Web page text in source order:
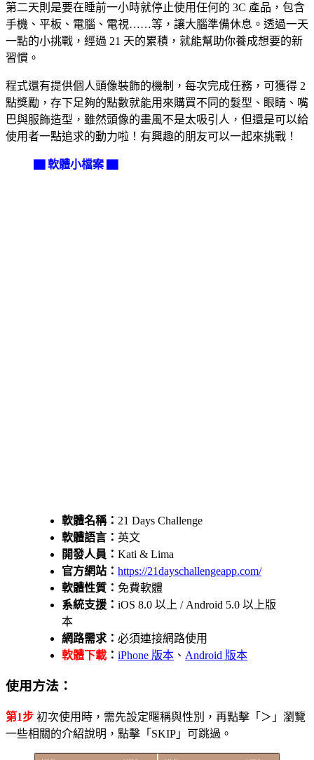
第二天則是要在睡前一小時就停止使用任何的 3C 產品，包含
手機、平板、電腦、電視……等，讓大腦準備休息。透過一天
一點的小挑戰，經過 21 天的累積，就能幫助你養成想要的新
習慣。
程式還有提供個人頭像裝飾的機制，每次完成任務，可獲得 2
點獎勵，存下足夠的點數就能用來購買不同的髮型、眼睛、嘴
巴與服飾造型，雖然頭像的畫風不是太吸引人，但還是可以給
使用者一點追求的動力啦！有興趣的朋友可以一起來挑戰！
▇ 軟體小檔案 ▇
軟體名稱： 21 Days Challenge
軟體語言： 英文
開發人員： Kati & Lima
官方網站： https://21dayschallengeapp.com/
軟體性質： 免費軟體
系統支援： iOS 8.0 以上 / Android 5.0 以上版
本
網路需求： 必須連接網路使用
軟體下載 ： iPhone 版本 、 Android 版本
使用方法：
第1步 初次使用時，需先設定暱稱與性別，再點擊「＞」瀏覽
一些相關的介紹說明，點擊「SKIP」可跳過。